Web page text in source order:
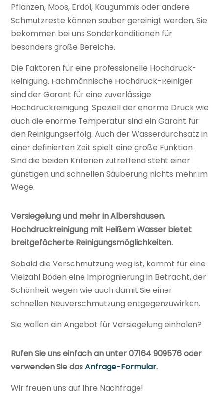
Pflanzen, Moos, Erdöl, Kaugummis oder andere
Schmutzreste können sauber gereinigt werden. Sie
bekommen bei uns Sonderkonditionen für
besonders große Bereiche.
Die Faktoren für eine professionelle Hochdruck-
Reinigung. Fachmännische Hochdruck-Reiniger
sind der Garant für eine zuverlässige
Hochdruckreinigung. Speziell der enorme Druck wie
auch die enorme Temperatur sind ein Garant für
den Reinigungserfolg. Auch der Wasserdurchsatz in
einer definierten Zeit spielt eine große Funktion.
Sind die beiden Kriterien zutreffend steht einer
günstigen und schnellen Säuberung nichts mehr im
Wege.
Versiegelung und mehr in Albershausen.
Hochdruckreinigung mit Heißem Wasser bietet
breitgefächerte Reinigungsmöglichkeiten.
Sobald die Verschmutzung weg ist, kommt für eine
Vielzahl Böden eine Imprägnierung in Betracht, der
Schönheit wegen wie auch damit Sie einer
schnellen Neuverschmutzung entgegenzuwirken.
Sie wollen ein Angebot für Versiegelung einholen?
Rufen Sie uns einfach an unter 07164 909576 oder
verwenden Sie dasAnfrage-Formular.
Wir freuen uns auf Ihre Nachfrage!